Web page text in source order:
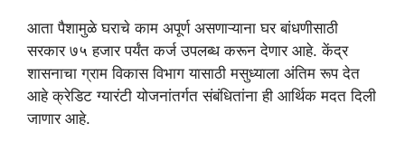
आता पैशामुळे घराचे काम अपूर्ण असणाऱ्याना घर बांधणीसाठी
सरकार ७५ हजार पर्यंत कर्ज उपलब्ध करून देणार आहे. केंद्र
शासनाचा ग्राम विकास विभाग यासाठी मसुध्याला अंतिम रूप देत
आहे क्रेडिट ग्यारंटी योजनांतर्गत संबंधितांना ही आर्थिक मदत दिली
जाणार आहे.